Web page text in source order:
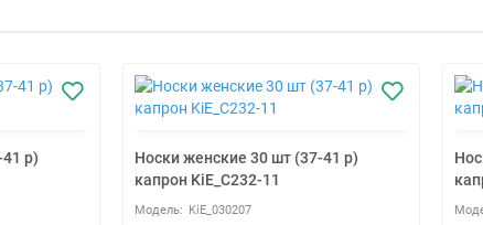
р)
Носки женские 30 шт (37-41 р)
капрон KiE_C232-11
KiE_030207